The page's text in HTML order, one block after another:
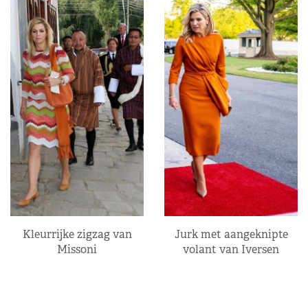
Kleurrijke zigzag van
Missoni
Jurk met aangeknipte
volant van Iversen